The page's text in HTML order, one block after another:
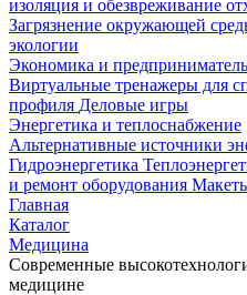
изоляция и обезвреживание
Загрязнение окружающей
экологии
Экономика и
Виртуальные тренажеры для
профиля Деловые игры
Энергетика и теплоснабжение
Альтернативные источники
Гидроэнергетика
и ремонт оборудования
Главная
Каталог
Медицина
Современные
медицине